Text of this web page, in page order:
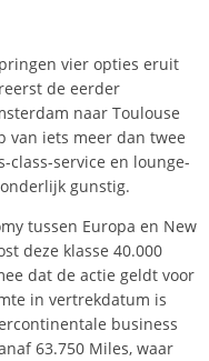
vier opties eruit
de eerder
naar Toulouse
van iets meer dan twee
class-service en lounge-
gunstig.
tussen Europa en New
deze klasse 40.000
dat de actie geldt voor
in vertrekdatum is
business
63.750 Miles, waar